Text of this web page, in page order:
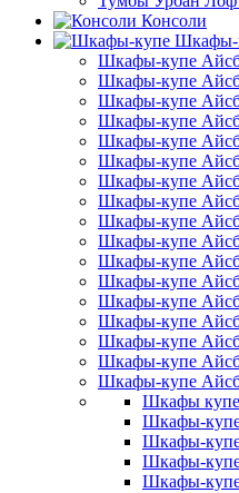
Консоли
Шкафы-
Шкафы-купе
Шкафы-купе
Шкафы-купе
Шкафы-купе
Шкафы-купе
Шкафы-купе
Шкафы-купе
Шкафы-купе
Шкафы-купе
Шкафы-купе
Шкафы-купе
Шкафы-купе
Шкафы-купе
Шкафы-купе
Шкафы-купе
Шкафы-купе
Шкафы-купе
Шкафы купе
Шкафы-
Шкафы-
Шкафы-
Шкафы-купе